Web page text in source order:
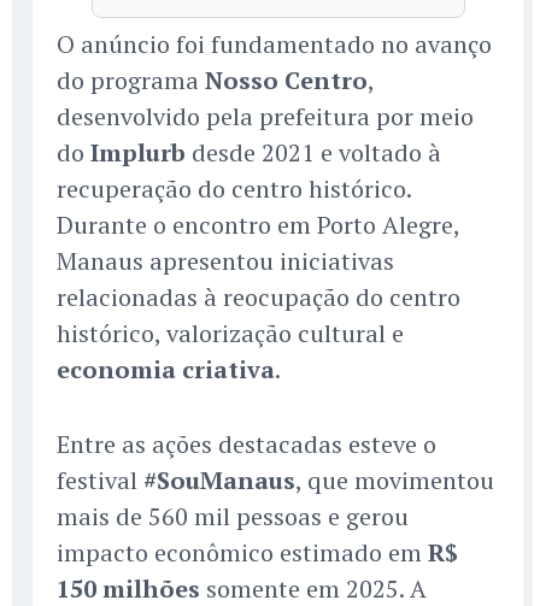
O anúncio foi fundamentado no avanço
do programa Nosso Centro,
desenvolvido pela prefeitura por meio
do Implurb desde 2021 e voltado à
recuperação do centro histórico.
Durante o encontro em Porto Alegre,
Manaus apresentou iniciativas
relacionadas à reocupação do centro
histórico, valorização cultural e
economia criativa.
Entre as ações destacadas esteve o
festival #SouManaus, que movimentou
mais de 560 mil pessoas e gerou
impacto econômico estimado emR$
150 milhões somente em 2025. A